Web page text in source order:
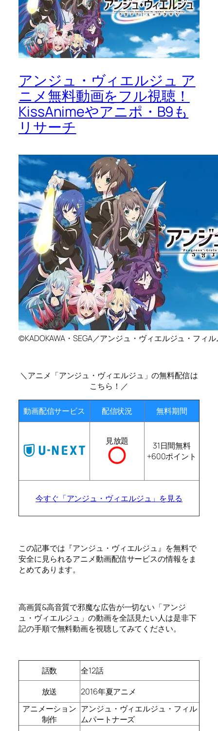
アンジュ・ヴィエルジュ ア
ニメ無料動画をフル視聴！
KissAnimeやアニポ・B9も
リサーチ
©KADOKAWA・SEGA／アンジュ・ヴィエルジュ・フィ
＼アニメ「アンジュ・ヴィエルジュ」の無料配信は
こちら！／
動画配信サービス 配信状況 無料期間
見放題
31日間無料
+600ポイント
今すぐ「アンジュ・ヴィエルジュ」を見る
この記事では『アンジュ・ヴィエルジュ』を無料で
安全に見られるアニメ動画配信サービスの情報をま
とめてあります。
高画質&高音質で邪魔な広告が一切ない「アンジ
ュ・ヴィエルジュ」の動画を全話見たい人は是非下
記の手順で無料動画を視聴してみてください。
話数
全12話
放送
2016年夏アニメ
アニメーション
制作
アンジュ・ヴィエルジュ・フィル
ムパートナーズ